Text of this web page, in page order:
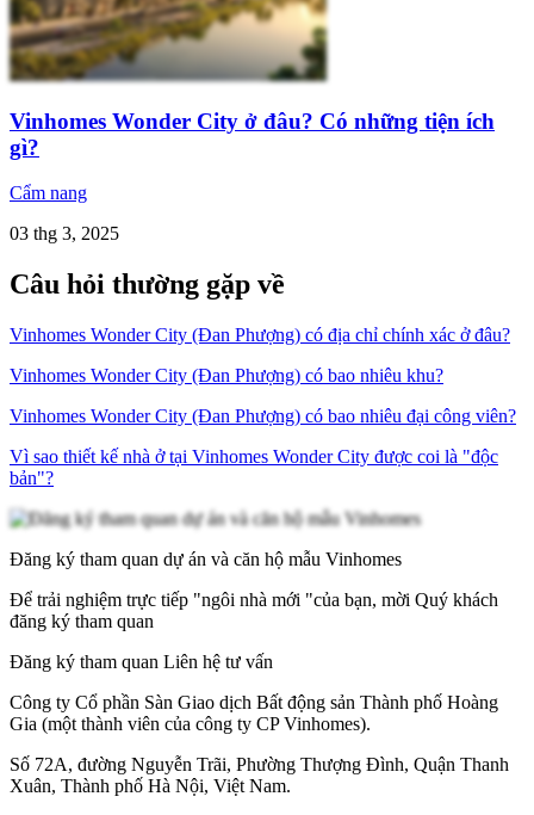
Vinhomes Wonder City ở đâu? Có những tiện ích
gì?
Cẩm nang
03 thg 3, 2025
Câu hỏi thường gặp về
Vinhomes Wonder City (Đan Phượng) có địa chỉ chính xác ở đâu?
Vinhomes Wonder City (Đan Phượng) có bao nhiêu khu?
Vinhomes Wonder City (Đan Phượng) có bao nhiêu đại công viên?
Vì sao thiết kế nhà ở tại Vinhomes Wonder City được coi là "độc
bản"?
Đăng ký tham quan dự án và căn hộ mẫu Vinhomes
Để trải nghiệm trực tiếp "ngôi nhà mới "của bạn, mời Quý khách
đăng ký tham quan
Đăng ký tham quan Liên hệ tư vấn
Công ty Cổ phần Sàn Giao dịch Bất động sản Thành phố Hoàng
Gia (một thành viên của công ty CP Vinhomes).
Số 72A, đường Nguyễn Trãi, Phường Thượng Đình, Quận Thanh
Xuân, Thành phố Hà Nội, Việt Nam.